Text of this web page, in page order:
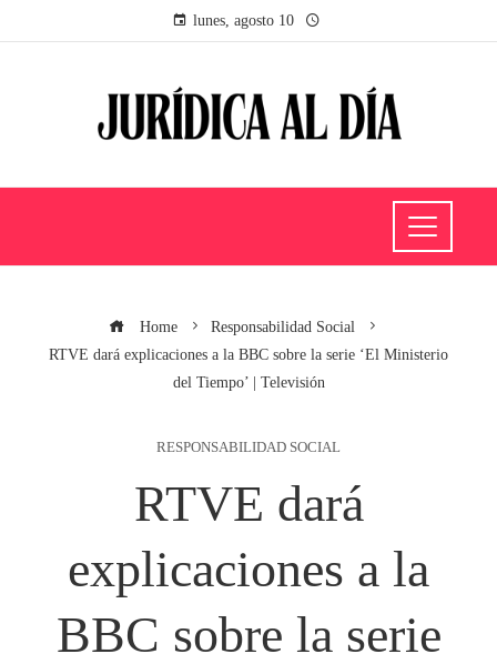
lunes, agosto 10
Home
Responsabilidad Social
RTVE dará explicaciones a la BBC sobre la serie ‘El Ministerio
del Tiempo’ | Televisión
RESPONSABILIDAD SOCIAL
RTVE dará
explicaciones a la
BBC sobre la serie